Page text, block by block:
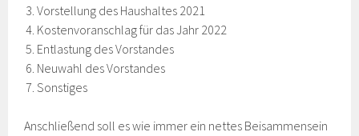
Vorstellung des Haushaltes 2021
Kostenvoranschlag für das Jahr 2022
Entlastung des Vorstandes
Neuwahl des Vorstandes
Sonstiges
Anschließend soll es wie immer ein nettes Beisammensein